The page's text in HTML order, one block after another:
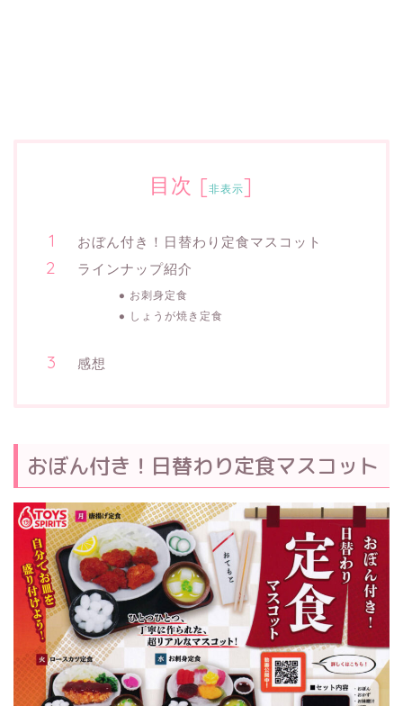
目次 [非表示]
おぼん付き！日替わり定食マスコット
ラインナップ紹介
お刺身定食
しょうが焼き定食
感想
おぼん付き！日替わり定食マスコット